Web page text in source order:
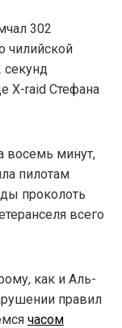
302
чилийской
секунд
X-raid Стефана
восемь минут,
пилотам
проколоть
всего
как и Аль-
правил
часом